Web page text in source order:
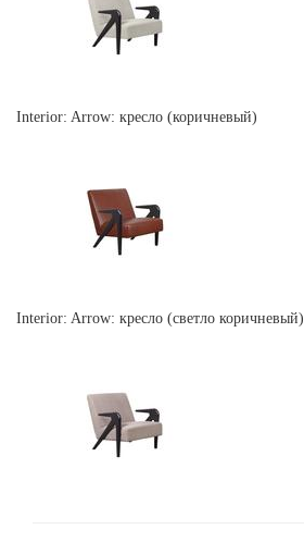
Interior: Arrow: кресло (коричневый)
Interior: Arrow: кресло (светло коричневый)